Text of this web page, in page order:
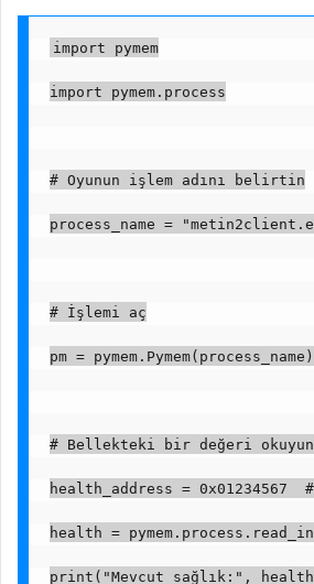
import pymem
import pymem.process
# Oyunun işlem adını belirtin
process_name =
# İşlemi aç
pm = pymem.Pymem(process_name)
# Bellekteki bir değeri okuyun
health_address =
health =
print("Mevcut sağlık:",